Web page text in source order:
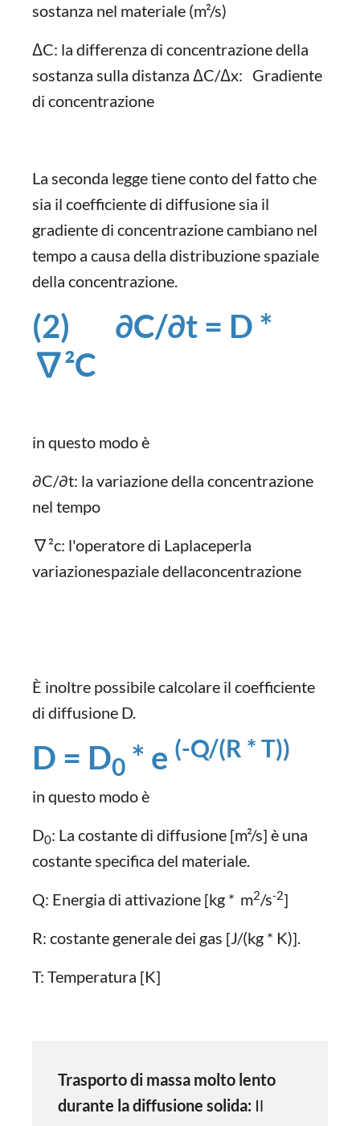
sostanza nel materiale (m²/s)
ΔC: la differenza di concentrazione della
sostanza sulla distanza ΔC/Δx: Gradiente
di concentrazione
La seconda legge tiene conto del fatto che
sia il coefficiente di diffusione sia il
gradiente di concentrazione cambiano nel
tempo a causa della distribuzione spaziale
della concentrazione.
(2) ∂C/∂t = D *
∇²C
in questo modo è
∂C/∂t: la variazione della concentrazione
nel tempo
∇²c: l'operatore di Laplaceperla
variazionespaziale dellaconcentrazione
È inoltre possibile calcolare il coefficiente
di diffusione D.
D = D0 * e (-Q/(R * T))
in questo modo è
D0: La costante di diffusione [m²/s] è una
costante specifica del materiale.
Q: Energia di attivazione [kg * m2/s-2]
R: costante generale dei gas [J/(kg * K)].
T: Temperatura [K]
Trasporto di massa molto lento
durante la diffusione solida: Il